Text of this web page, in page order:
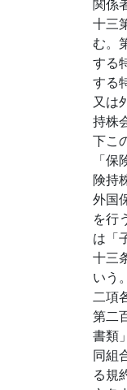
十三
む。
する
する
又は
持株
下こ
「
険持
外国
を行
は「
十三
いう
二項
第二
書類
同組
る規